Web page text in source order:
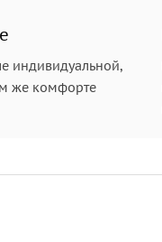
индивидуальной,
же комфорте